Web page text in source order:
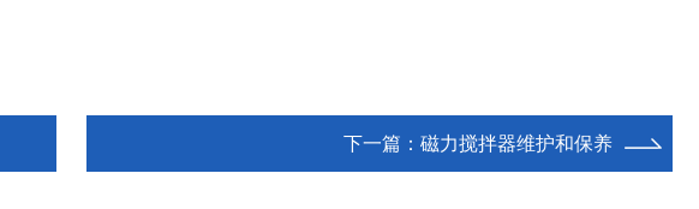
下一篇： 磁力搅拌器维护和保养